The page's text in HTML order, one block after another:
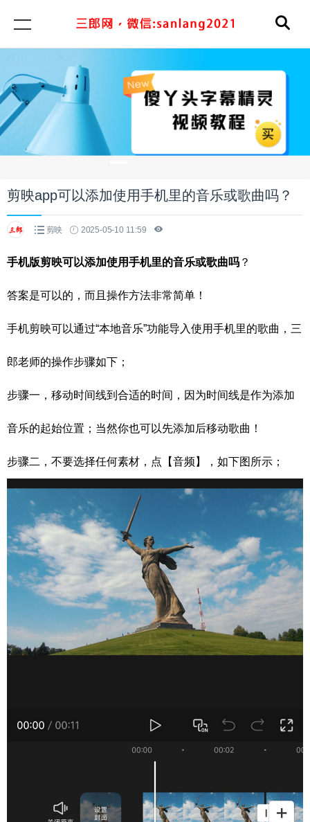
剪映app可以添加使用手机里的音乐或歌曲吗？
剪映 2025-05-10 11:59
手机版剪映可以添加使用手机里的音乐或歌曲吗 ？
答案是可以的，而且操作方法非常简单！
手机剪映可以通过“本地音乐”功能导入使用手机里的歌曲，三
郎老师的操作步骤如下；
步骤一，移动时间线到合适的时间，因为时间线是作为添加
音乐的起始位置；当然你也可以先添加后移动歌曲！
步骤二，不要选择任何素材，点【音频】，如下图所示；